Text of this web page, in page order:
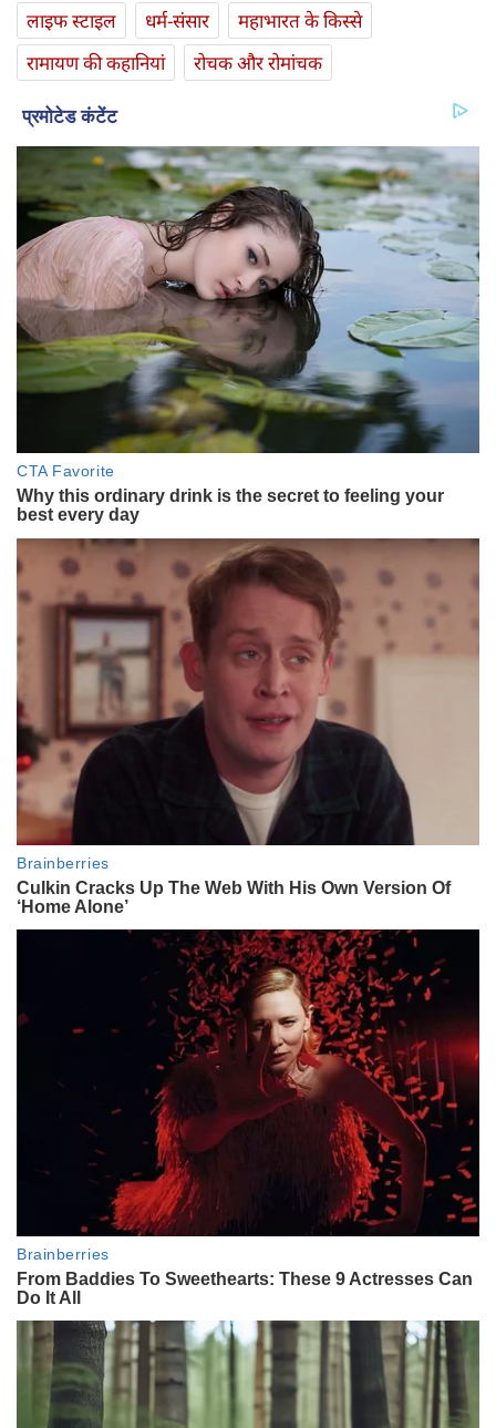
लाइफ स्‍टाइल
धर्म-संसार
महाभारत के किस्से
रामायण की कहानियां
रोचक और रोमांचक